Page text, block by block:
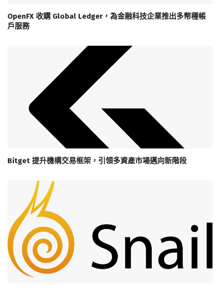
OpenFX 收購 Global Ledger，為金融科技企業推出多幣種帳
戶服務
Bitget 提升機構交易框架，引領多資產市場邁向新階段